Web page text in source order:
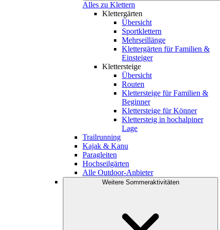
Alles zu Klettern
Klettergärten
Übersicht
Sportklettern
Mehrseillänge
Klettergärten für Familien &
Einsteiger
Klettersteige
Übersicht
Routen
Klettersteige für Familien &
Beginner
Klettersteige für Könner
Klettersteig in hochalpiner
Lage
Trailrunning
Kajak & Kanu
Paragleiten
Hochseilgärten
Alle Outdoor-Anbieter
Weitere Sommeraktivitäten